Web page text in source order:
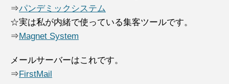
⇒パンデミックシステム
☆実は私が内緒で使っている集客ツールです。
⇒Magnet System
メールサーバーはこれです。
⇒FirstMail